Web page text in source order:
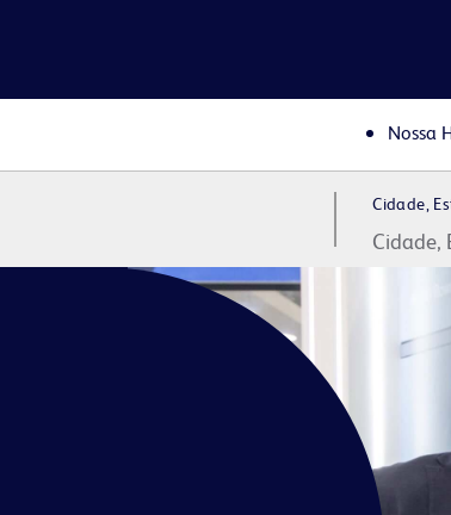
Nossa
Cidade,